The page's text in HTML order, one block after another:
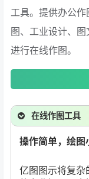
工具。提供办公
图、工业设计、
进行在线作图。
在线作图工具
操作简单，绘图
亿图图示将复杂